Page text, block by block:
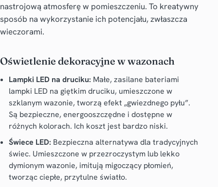
nastrojową atmosferę w pomieszczeniu. To kreatywny
sposób na wykorzystanie ich potencjału, zwłaszcza
wieczorami.
Oświetlenie dekoracyjne w wazonach
Lampki LED na druciku: Małe, zasilane bateriami
lampki LED na giętkim druciku, umieszczone w
szklanym wazonie, tworzą efekt „gwiezdnego pyłu”.
Są bezpieczne, energooszczędne i dostępne w
różnych kolorach. Ich koszt jest bardzo niski.
Świece LED: Bezpieczna alternatywa dla tradycyjnych
świec. Umieszczone w przezroczystym lub lekko
dymionym wazonie, imitują migoczący płomień,
tworząc ciepłe, przytulne światło.